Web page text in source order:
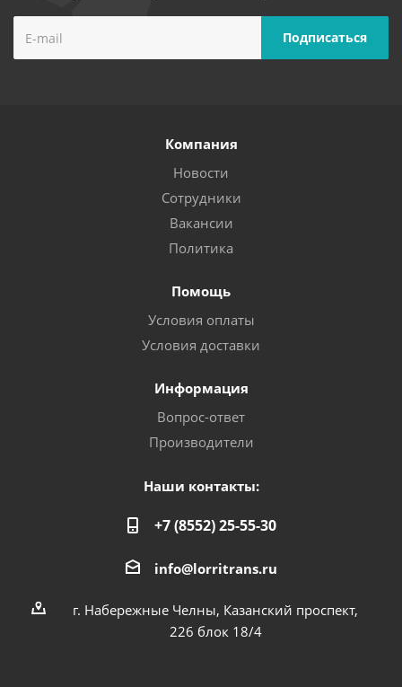
Компания
Новости
Сотрудники
Вакансии
Политика
Помощь
Условия оплаты
Условия доставки
Информация
Вопрос-ответ
Производители
Наши контакты:
+7 (8552) 25-55-30
info@lorritrans.ru
г. Набережные Челны, Казанский проспект,
226 блок 18/4